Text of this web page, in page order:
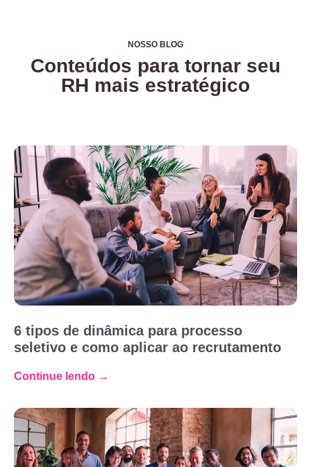
NOSSO BLOG
Conteúdos para tornar seu
RH mais estratégico
6 tipos de dinâmica para processo
seletivo e como aplicar ao recrutamento
Continue lendo →